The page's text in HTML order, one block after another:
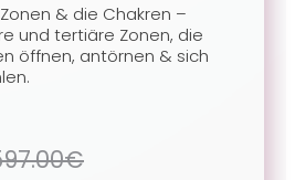
& die Chakren –
und tertiäre Zonen, die
öffnen, antörnen & sich
€